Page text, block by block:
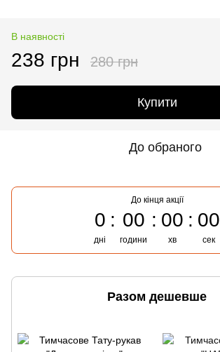
В наявності
238 грн 280 грн
Купити
До обраного
До кінця акції
0
дні
00
години
00
хв
00
сек
Разом дешевше